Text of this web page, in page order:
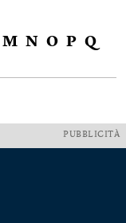
M N O P Q
PUBBLICITÀ